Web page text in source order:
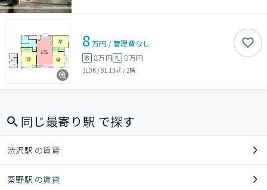
8万円 /管理費なし
敷 8万円礼 8万円
3LDK/81.13㎡ / 2階
同じ最寄り駅 で探す
渋沢駅 の賃貸
秦野駅 の賃貸